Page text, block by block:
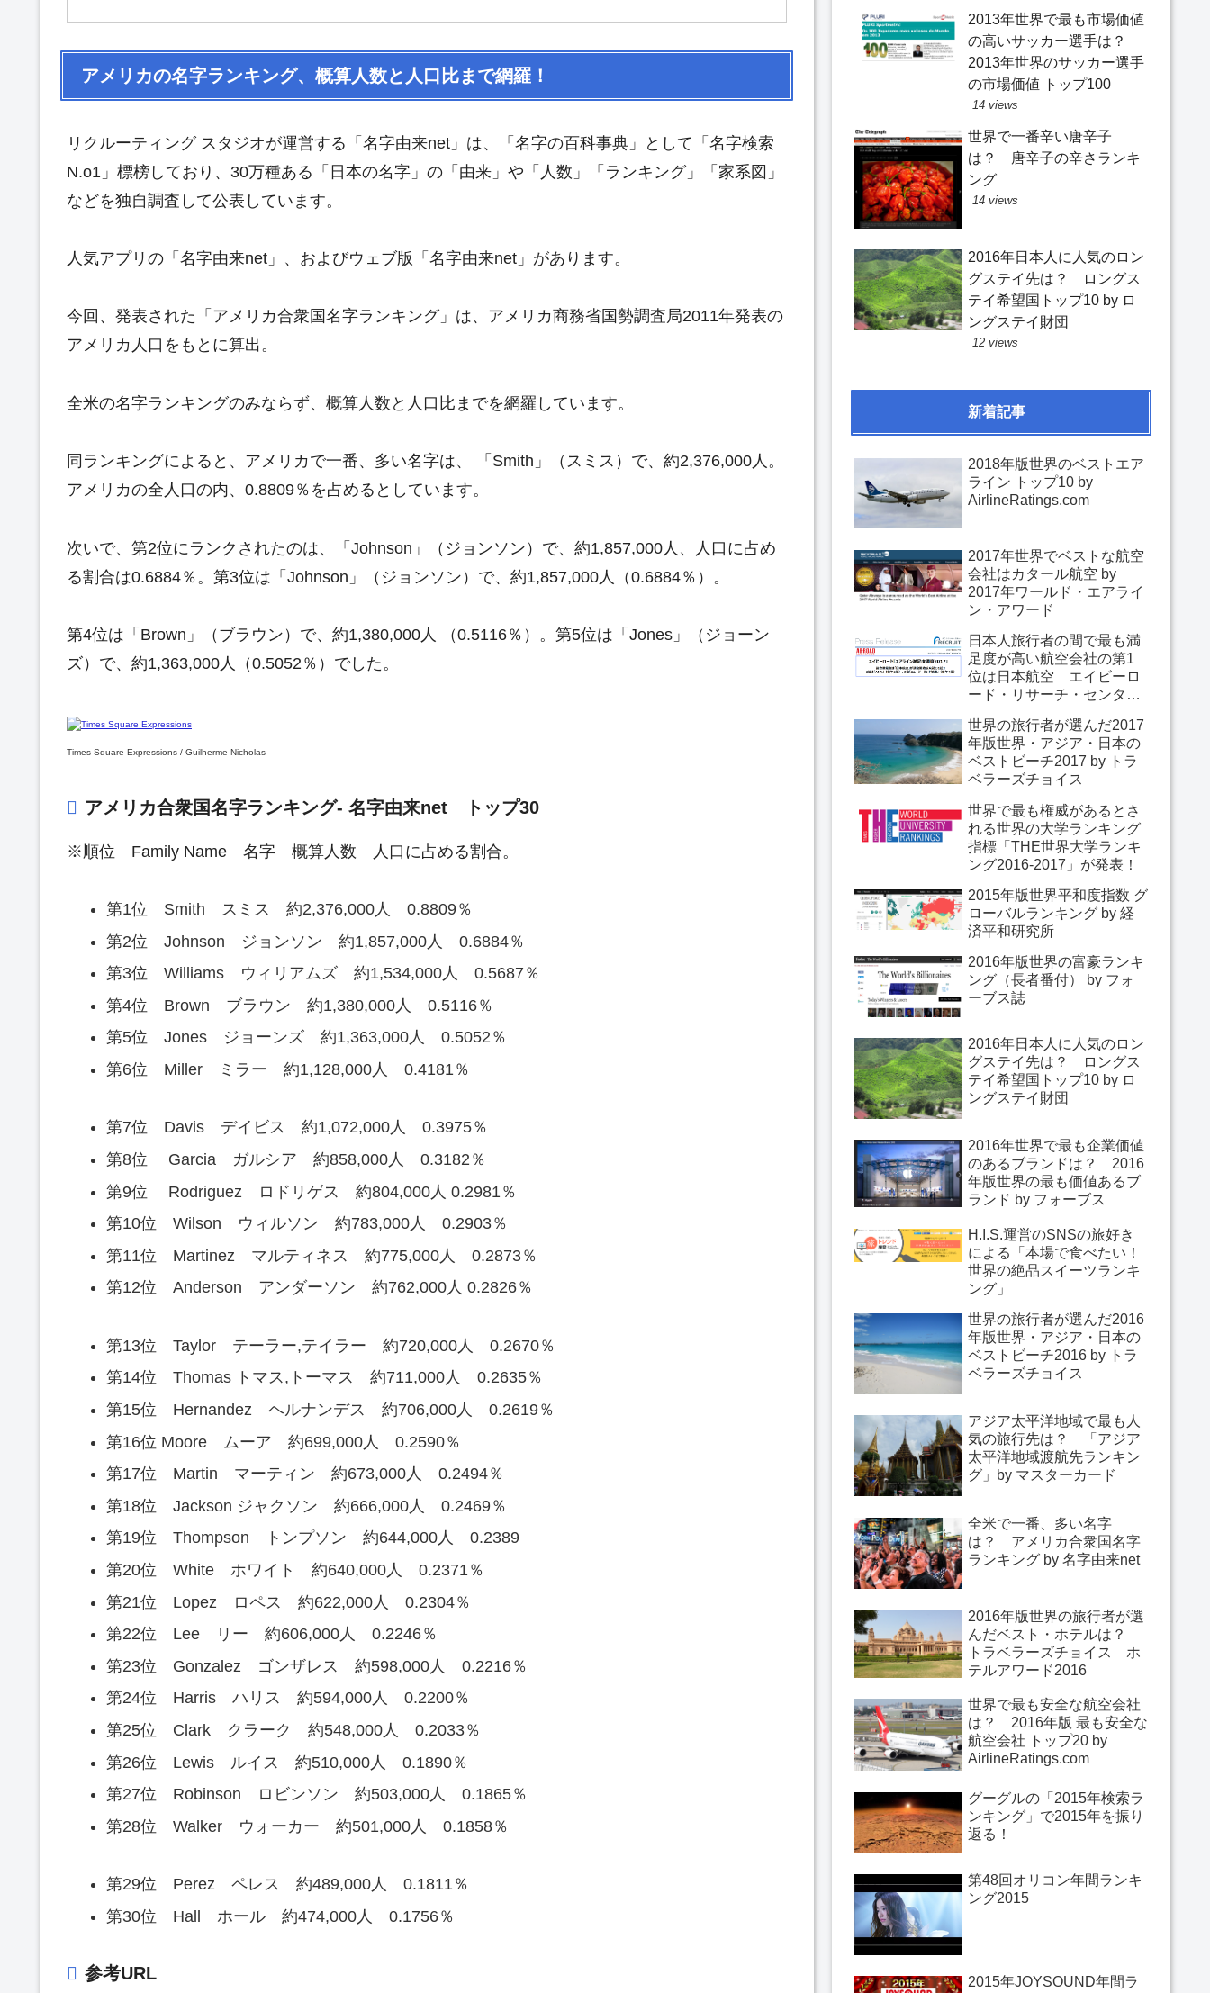
アメリカの名字ランキング、概算人数と人口比まで網羅！
リクルーティング スタジオが運営する「名字由来net」は、「名字の百科事典」として「名字検索
N.o1」標榜しており、30万種ある「日本の名字」の「由来」や「人数」「ランキング」「家系図」
などを独自調査して公表しています。
人気アプリの「名字由来net」、およびウェブ版「名字由来net」があります。
今回、発表された「アメリカ合衆国名字ランキング」は、アメリカ商務省国勢調査局2011年発表の
アメリカ人口をもとに算出。
全米の名字ランキングのみならず、概算人数と人口比までを網羅しています。
同ランキングによると、アメリカで一番、多い名字は、 「Smith」（スミス）で、約2,376,000人。
アメリカの全人口の内、0.8809％を占めるとしています。
次いで、第2位にランクされたのは、「Johnson」（ジョンソン）で、約1,857,000人、人口に占め
る割合は0.6884％。第3位は「Johnson」（ジョンソン）で、約1,857,000人（0.6884％）。
第4位は「Brown」（ブラウン）で、約1,380,000人 （0.5116％）。第5位は「Jones」（ジョーン
ズ）で、約1,363,000人（0.5052％）でした。
Times Square Expressions / Guilherme Nicholas
アメリカ合衆国名字ランキング- 名字由来net トップ30
※順位 Family Name 名字 概算人数 人口に占める割合。
第1位 Smith スミス 約2,376,000人 0.8809％
第2位 Johnson ジョンソン 約1,857,000人 0.6884％
第3位 Williams ウィリアムズ 約1,534,000人 0.5687％
第4位 Brown ブラウン 約1,380,000人 0.5116％
第5位 Jones ジョーンズ 約1,363,000人 0.5052％
第6位 Miller ミラー 約1,128,000人 0.4181％
第7位 Davis デイビス 約1,072,000人 0.3975％
第8位 Garcia ガルシア 約858,000人 0.3182％
第9位 Rodriguez ロドリゲス 約804,000人 0.2981％
第10位 Wilson ウィルソン 約783,000人 0.2903％
第11位 Martinez マルティネス 約775,000人 0.2873％
第12位 Anderson アンダーソン 約762,000人 0.2826％
第13位 Taylor テーラー,テイラー 約720,000人 0.2670％
第14位 Thomas トマス,トーマス 約711,000人 0.2635％
第15位 Hernandez ヘルナンデス 約706,000人 0.2619％
第16位 Moore ムーア 約699,000人 0.2590％
第17位 Martin マーティン 約673,000人 0.2494％
第18位 Jackson ジャクソン 約666,000人 0.2469％
第19位 Thompson トンプソン 約644,000人 0.2389
第20位 White ホワイト 約640,000人 0.2371％
第21位 Lopez ロペス 約622,000人 0.2304％
第22位 Lee リー 約606,000人 0.2246％
第23位 Gonzalez ゴンザレス 約598,000人 0.2216％
第24位 Harris ハリス 約594,000人 0.2200％
第25位 Clark クラーク 約548,000人 0.2033％
第26位 Lewis ルイス 約510,000人 0.1890％
第27位 Robinson ロビンソン 約503,000人 0.1865％
第28位 Walker ウォーカー 約501,000人 0.1858％
第29位 Perez ペレス 約489,000人 0.1811％
第30位 Hall ホール 約474,000人 0.1756％
参考URL
2013年世界で最も市場価値
の高いサッカー選手は？
2013年世界のサッカー選手
の市場価値 トップ100
14 views
世界で一番辛い唐辛子
は？ 唐辛子の辛さランキ
ング
14 views
2016年日本人に人気のロン
グステイ先は？ ロングス
テイ希望国トップ10 by ロ
ングステイ財団
12 views
新着記事
2018年版世界のベストエア
ライン トップ10 by
AirlineRatings.com
2017年世界でベストな航空
会社はカタール航空 by
2017年ワールド・エアライ
ン・アワード
日本人旅行者の間で最も満
足度が高い航空会社の第1
位は日本航空 エイビーロ
ード・リサーチ・センター
2017」
世界の旅行者が選んだ2017
年版世界・アジア・日本の
ベストビーチ2017 by トラ
ベラーズチョイス
世界で最も権威があるとさ
れる世界の大学ランキング
指標「THE世界大学ランキ
ング2016-2017」が発表！
2015年版世界平和度指数 グ
ローバルランキング by 経
済平和研究所
2016年版世界の富豪ランキ
ング（長者番付） by フォ
ーブス誌
2016年日本人に人気のロン
グステイ先は？ ロングス
テイ希望国トップ10 by ロ
ングステイ財団
2016年世界で最も企業価値
のあるブランドは？ 2016
年版世界の最も価値あるブ
ランド by フォーブス
H.I.S.運営のSNSの旅好き
による「本場で食べたい！
世界の絶品スイーツランキ
ング」
世界の旅行者が選んだ2016
年版世界・アジア・日本の
ベストビーチ2016 by トラ
ベラーズチョイス
アジア太平洋地域で最も人
気の旅行先は？ 「アジア
太平洋地域渡航先ランキン
グ」by マスターカード
全米で一番、多い名字
は？ アメリカ合衆国名字
ランキング by 名字由来net
2016年版世界の旅行者が選
んだベスト・ホテルは？
トラベラーズチョイス ホ
テルアワード2016
世界で最も安全な航空会社
は？ 2016年版 最も安全な
航空会社 トップ20 by
AirlineRatings.com
グーグルの「2015年検索ラ
ンキング」で2015年を振り
返る！
第48回オリコン年間ランキ
ング2015
2015年JOYSOUND年間ラ